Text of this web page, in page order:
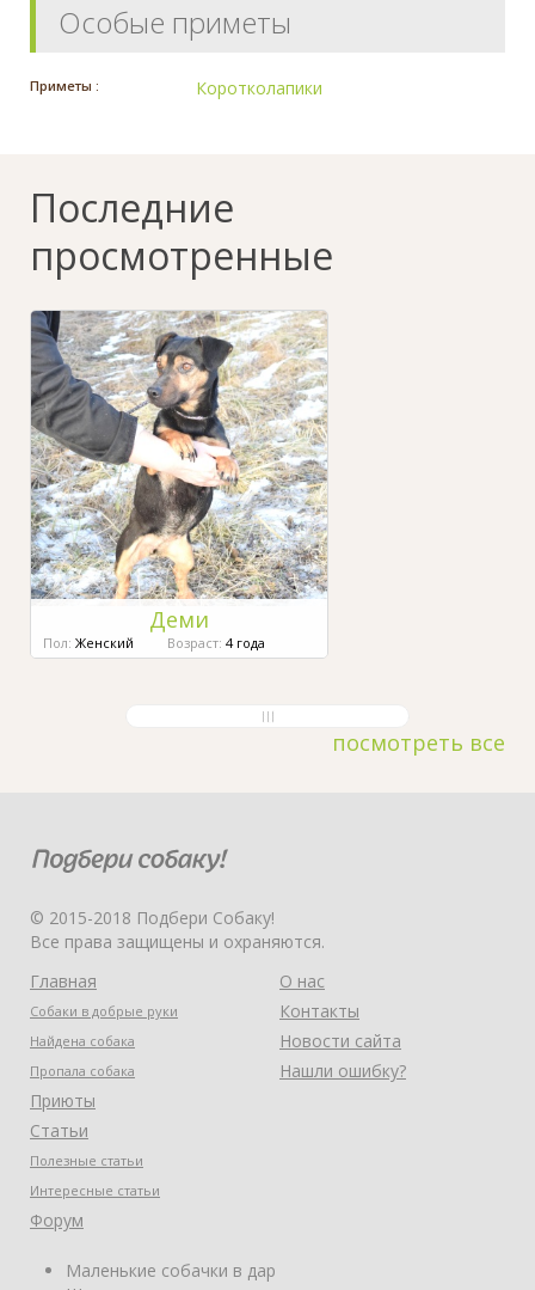
Особые приметы
Приметы : Коротколапики
Последние
просмотренные
Деми
Пол: Женский Возраст: 4 года
посмотреть все
© 2015-2018 Подбери Собаку!
Все права защищены и охраняются.
Главная
Собаки в добрые руки
Найдена собака
Пропала собака
Приюты
Статьи
Полезные статьи
Интересные статьи
Форум
О нас
Контакты
Новости сайта
Нашли ошибку?
Маленькие собачки в дар